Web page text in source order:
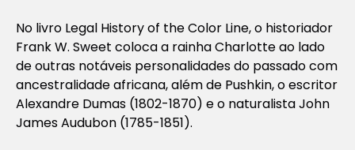
No livro Legal History of the Color Line, o historiador
Frank W. Sweet coloca a rainha Charlotte ao lado
de outras notáveis personalidades do passado com
ancestralidade africana, além de Pushkin, o escritor
Alexandre Dumas (1802-1870) e o naturalista John
James Audubon (1785-1851).